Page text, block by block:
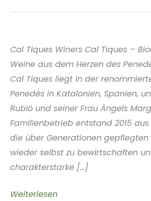
Cal Tiques Winers Cal Tiques –
Weine aus dem Herzen des
Cal Tiques liegt in der
Penedès in Katalonien, Spanien,
Rubió und seiner Frau Àngels
Familienbetrieb entstand 2015
die über Generationen
wieder selbst zu bewirtschaften
charakterstarke [...]
Cal
Weiterlesen